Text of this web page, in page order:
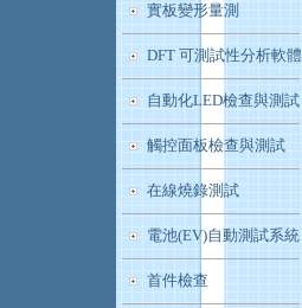
實板變形量測
DFT 可測試性分析軟體
自動化LED檢查與測試
觸控面板檢查與測試
在線燒錄測試
電池(EV)自動測試系統
首件檢查